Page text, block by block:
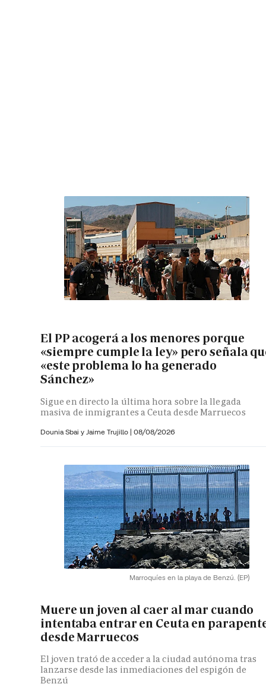
El PP acogerá a los menores porque
«siempre cumple la ley» pero señala
«este problema lo ha generado
Sánchez»
Sigue en directo la última hora sobre la llegada
masiva de inmigrantes a Ceuta desde Marruecos
Dounia Sbai y Jaime Trujillo | 08/08/2026
Marroquíes en la playa de Benzú. (EP)
Muere un joven al caer al mar cuando
intentaba entrar en Ceuta en
desde Marruecos
El joven trató de acceder a la ciudad autónoma tras
lanzarse desde las inmediaciones del espigón de
Benzú